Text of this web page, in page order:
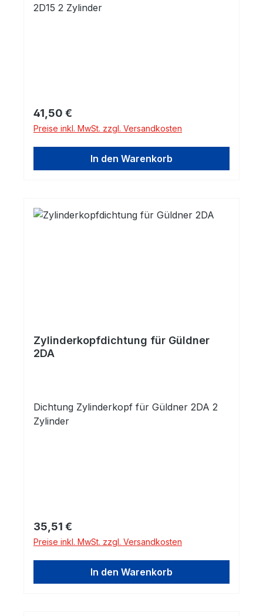
2D15 2 Zylinder
Regulärer Preis:
41,50 €
Preise inkl. MwSt. zzgl. Versandkosten
In den Warenkorb
Zylinderkopfdichtung für Güldner
2DA
Dichtung Zylinderkopf für Güldner 2DA 2
Zylinder
Regulärer Preis:
35,51 €
Preise inkl. MwSt. zzgl. Versandkosten
In den Warenkorb